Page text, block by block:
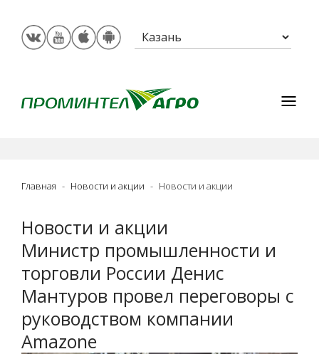
Главная Новости и акции Новости и акции
Новости и акции
Министр промышленности и
торговли России Денис
Мантуров провел переговоры с
руководством компании
Amazone